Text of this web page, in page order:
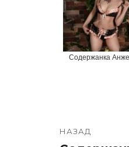
Содержанка
НАЗАД